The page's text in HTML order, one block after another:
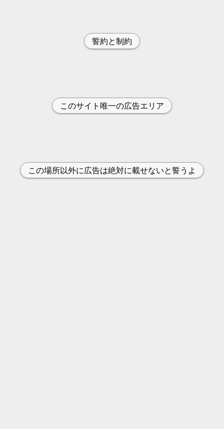
誓約と制約
このサイト唯一の広告エリア
この場所以外に広告は絶対に載せないと誓うよ